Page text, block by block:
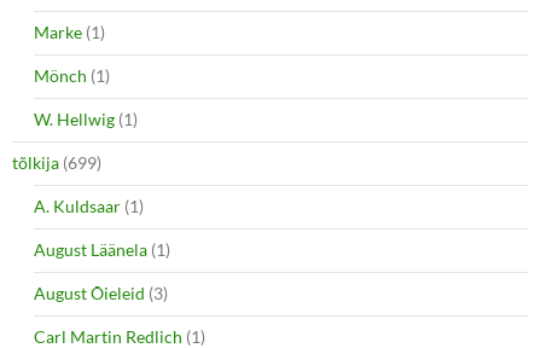
Marke (1)
Mönch (1)
W. Hellwig (1)
tõlkija (699)
A. Kuldsaar (1)
August Läänela (1)
August Õieleid (3)
Carl Martin Redlich (1)